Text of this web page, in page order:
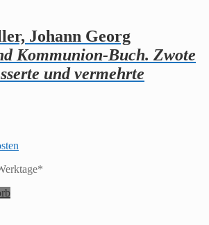
Johann Georg
Kommunion-Buch. Zwote
und vermehrte